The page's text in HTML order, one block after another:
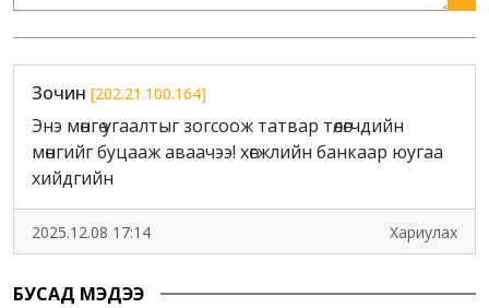
Зочин [202.21.100.164]
Энэ мөнгө угаалтыг зогсоож татвар төлөгчдийн
мөнгийг буцааж аваачээ! хөгжлийн банкаар юугаа
хийдгийн
2025.12.08 17:14 Хариулах
БУСАД МЭДЭЭ